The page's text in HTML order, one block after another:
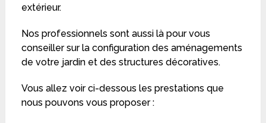
extérieur.
Nos professionnels sont aussi là pour vous
conseiller sur la configuration des aménagements
de votre jardin et des structures décoratives.
Vous allez voir ci-dessous les prestations que
nous pouvons vous proposer :